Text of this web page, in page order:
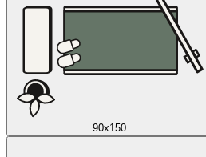
90x150